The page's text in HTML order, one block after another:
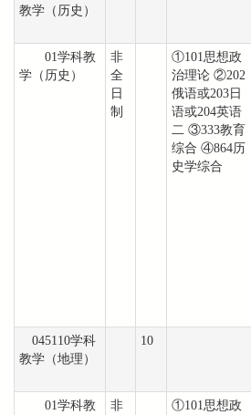
教学（历史）
01学科教
学（历史）
非
全
日
制
①101思想政
治理论 ②202
俄语或203日
语或204英语
二 ③333教育
综合 ④864历
史学综合
045110学科
教学（地理）
10
01学科教
非
①101思想政